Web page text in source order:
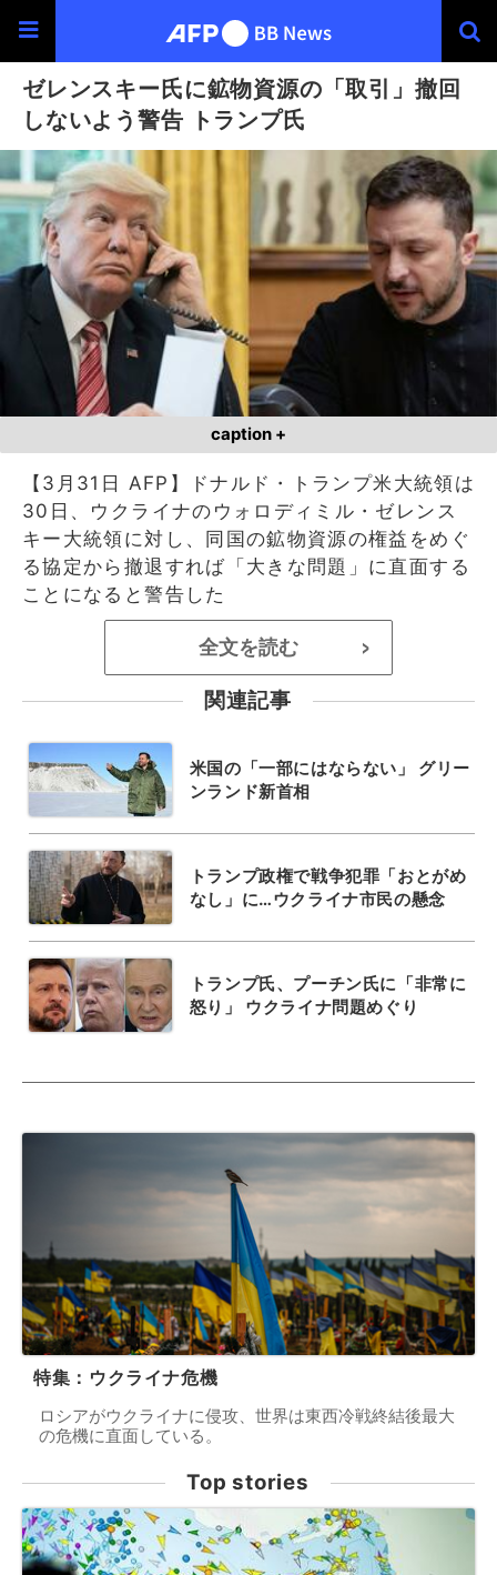
ゼレンスキー氏に鉱物資源の「取引」撤回
しないよう警告 トランプ氏
caption +
【3月31日 AFP】ドナルド・トランプ米大統領は
30日、ウクライナのウォロディミル・ゼレンス
キー大統領に対し、同国の鉱物資源の権益をめぐ
る協定から撤退すれば「大きな問題」に直面する
ことになると警告した
全文を読む >
関連記事
米国の「一部にはならない」 グリー
ンランド新首相
トランプ政権で戦争犯罪「おとがめ
なし」に…ウクライナ市民の懸念
トランプ氏、プーチン氏に「非常に
怒り」 ウクライナ問題めぐり
特集：ウクライナ危機
ロシアがウクライナに侵攻、世界は東西冷戦終結後最大
の危機に直面している。
Top stories